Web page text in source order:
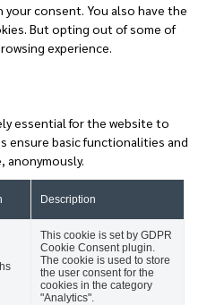
consent. You also have the
But opting out of some of
experience.
essential for the website to
ensure basic functionalities and
anonymously.
Description
This cookie is set by GDPR
Cookie Consent plugin.
The cookie is used to store
the user consent for the
cookies in the category
"Analytics".